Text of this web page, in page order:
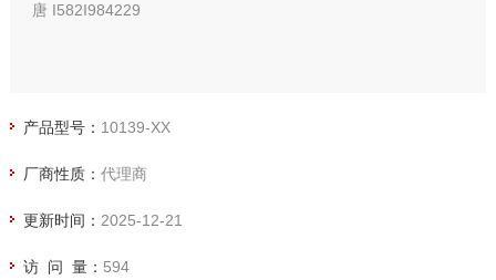
唐 I582I984229
产品型号： 10139-XX
厂商性质： 代理商
更新时间： 2025-12-21
访 问 量： 594